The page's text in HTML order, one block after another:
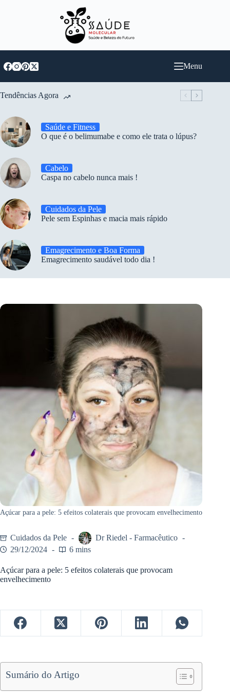
Menu
Tendências Agora
Saúde e Fitness
O que é o belimumabe e como ele trata o lúpus?
Cabelo
Caspa no cabelo nunca mais !
Cuidados da Pele
Pele sem Espinhas e macia mais rápido
Emagrecimento e Boa Forma
Emagrecimento saudável todo dia !
Açúcar para a pele: 5 efeitos colaterais que provocam envelhecimento
Cuidados da Pele
Dr Riedel - Farmacêutico
29/12/2024
6 mins
Açúcar para a pele: 5 efeitos colaterais que provocam
envelhecimento
Sumário do Artigo